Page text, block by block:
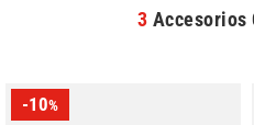
3 Accesorios
-10%